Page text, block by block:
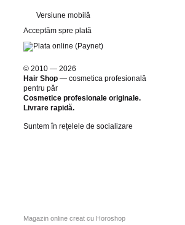
Versiune mobilă
Acceptăm spre plată
© 2010 — 2026
Hair Shop —cosmetica profesională
pentru păr
Cosmetice profesionale originale.
Livrare rapidă.
Suntem în rețelele de socializare
Magazin online creat cu Horoshop